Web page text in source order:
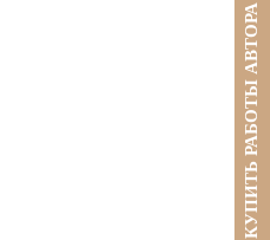
КУПИТЬ РАБОТЫ АВТОРА